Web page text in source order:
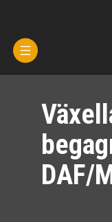
Kontakta oss
Reservdelar
DAF/